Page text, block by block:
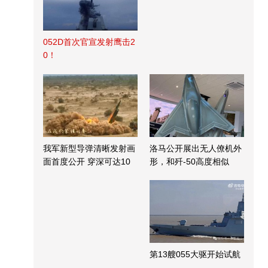
052D首次官宣发射鹰击2
0！
我军新型导弹清晰发射画
面首度公开 穿深可达10
洛马公开展出无人僚机外
形，和歼-50高度相似
第13艘055大驱开始试航